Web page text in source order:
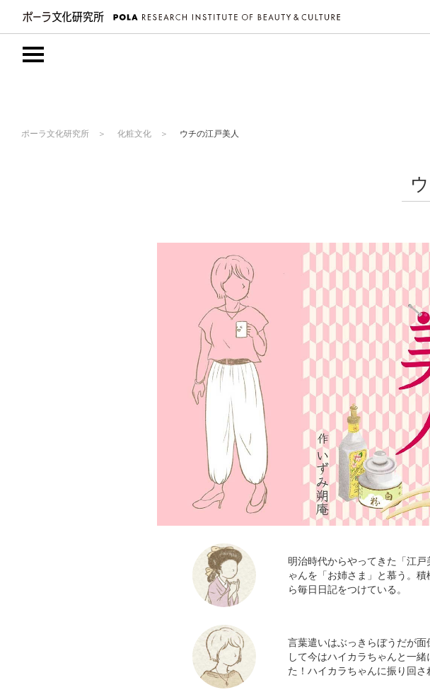
ポーラ文化研究所 化粧文化 ウチの江戸美人
明治時代からやってきた「江
ゃんを「お姉さま」と慕う。
ら毎日日記をつけている。
言葉遣いはぶっきらぼうだが
して今はハイカラちゃんと一
た！ハイカラちゃんに振り回さ